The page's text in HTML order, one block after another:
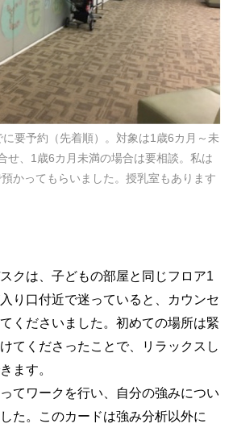
要予約（先着順）。対象は1歳6カ月～未
せ、1歳6カ月未満の場合は要相談。私は
かってもらいました。授乳室もあります
クは、子どもの部屋と同じフロア1
り口付近で迷っていると、カウンセ
くださいました。初めての場所は緊
てくださったことで、リラックスし
ます。
てワークを行い、自分の強みについ
た。このカードは強み分析以外に